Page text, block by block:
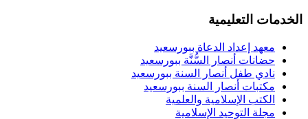
الخدمات التعليمية
معهد إعداد الدعاة ببورسعيد
حضانات أنصار السُّنَّة ببورسعيد
نادي طفل أنصار السنة ببورسعيد
مكتبات أنصار السنة ببورسعيد
الكتب الإسلامية والعلمية
مجلة التوحيد الإسلامية